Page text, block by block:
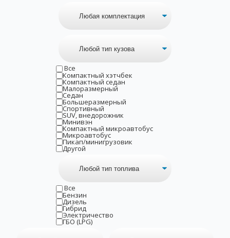
Все
Компактный хэтчбек
Компактный седан
Малоразмерный
Седан
Большеразмерный
Спортивный
SUV, внедорожник
Минивэн
Компактный микроавтобус
Микроавтобус
Пикап/минигрузовик
Другой
Все
Бензин
Дизель
Гибрид
Электричество
ГБО (LPG)